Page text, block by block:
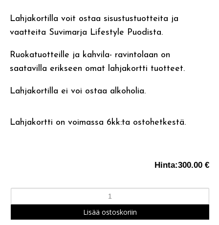
Lahjakortilla voit ostaa sisustustuotteita ja
vaatteita Suvimarja Lifestyle Puodista.
Ruokatuotteille ja kahvila- ravintolaan on
saatavilla erikseen omat lahjakortti tuotteet.
Lahjakortilla ei voi ostaa alkoholia.
Lahjakortti on voimassa 6kk:ta ostohetkestä.
Hinta:300.00 €